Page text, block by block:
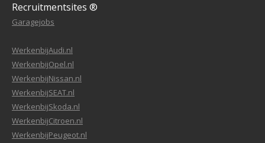
Recruitmentsites ®
Garagejobs
WerkenbijAudi.nl
WerkenbijOpel.nl
WerkenbijNissan.nl
WerkenbijSEAT.nl
WerkenbijSkoda.nl
WerkenbijCitroen.nl
WerkenbijPeugeot.nl